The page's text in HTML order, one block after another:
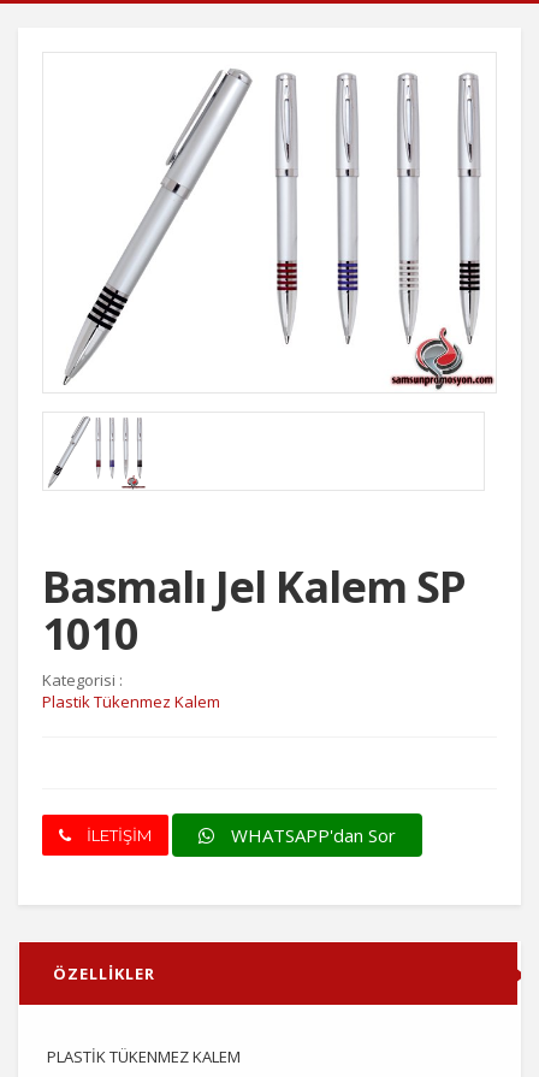
Basmalı Jel Kalem SP
1010
Kategorisi :
Plastik Tükenmez Kalem
İLETİŞİM WHATSAPP'dan Sor
ÖZELLİKLER
PLASTİK TÜKENMEZ KALEM